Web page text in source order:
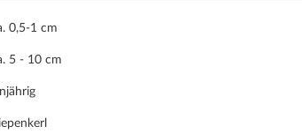
0,5-1 cm
5 - 10 cm